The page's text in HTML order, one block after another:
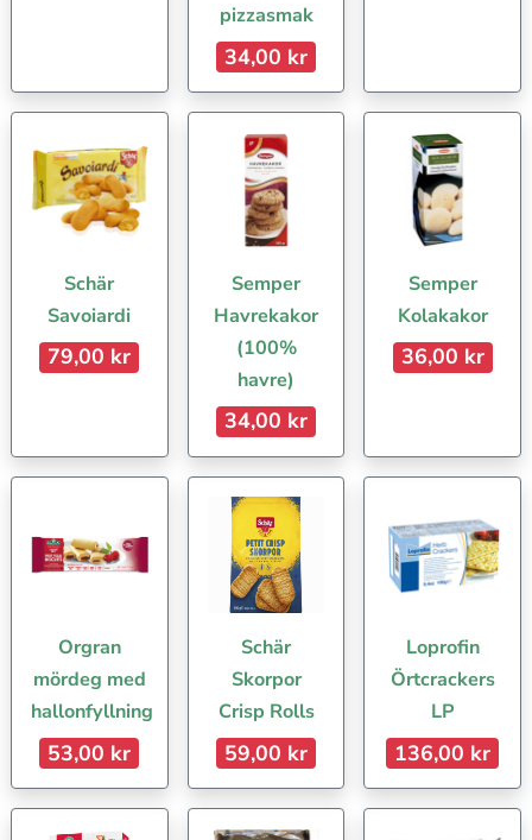
pizzasmak
34,00 kr
Schär
Savoiardi
79,00 kr
Semper
Havrekakor
(100%
havre)
34,00 kr
Semper
Kolakakor
36,00 kr
Orgran
mördeg med
hallonfyllning
53,00 kr
Schär
Skorpor
Crisp Rolls
59,00 kr
Loprofin
Örtcrackers
LP
136,00 kr